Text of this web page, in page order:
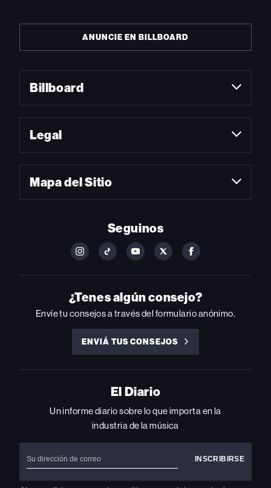
ANUNCIE EN BILLBOARD
Billboard
Legal
Mapa del Sitio
Seguinos
FOLLOW
ON
INSTAGRAM
FOLLOW
ON
YOUTUBE
FOLLOW
ON
YOUTUBE
FOLLOW
ON
FOLLOW
ON
FACEBOOK
¿Tenes algún consejo?
Envíe tu consejos a través del formulario anónimo.
ENVIÁ TUS CONSEJOS
ENVIÁ
TUS
CONSEJOS
El Diario
Un informe diario sobre lo que importa en la
industria de la música